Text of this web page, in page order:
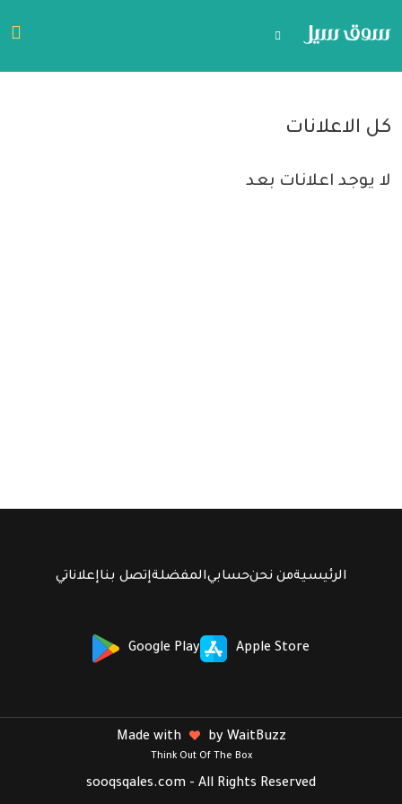
كل الاعلانات
لا يوجد اعلانات بعد
الرئيسيةمن نحنحسابيالمفضلةإتصل بناإعلاناتي
Apple Store
Google Play
Made with by WaitBuzz
Think Out Of The Box
sooqsqales.com - All Rights Reserved